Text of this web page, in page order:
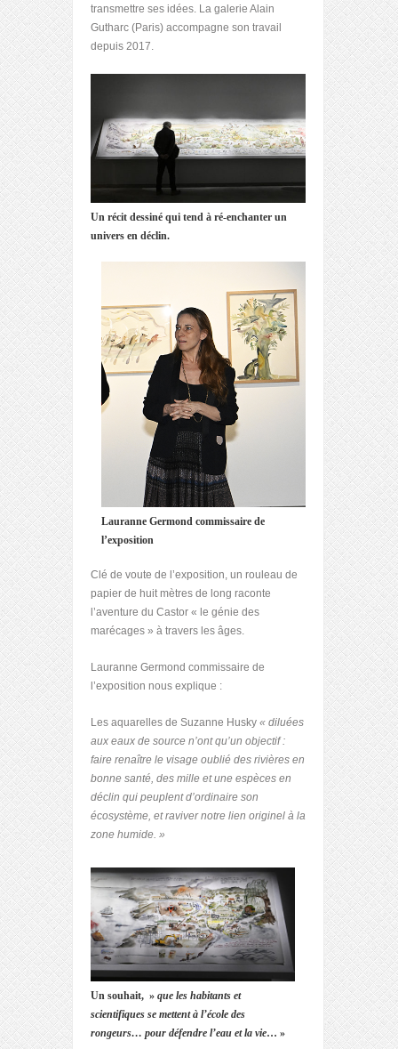
transmettre ses idées. La galerie Alain
Gutharc (Paris) accompagne son travail
depuis 2017.
Un récit dessiné qui tend à ré-enchanter un
univers en déclin.
Lauranne Germond commissaire de
l’exposition
Clé de voute de l’exposition, un rouleau de
papier de huit mètres de long raconte
l’aventure du Castor « le génie des
marécages » à travers les âges.
Lauranne Germond commissaire de
l’exposition nous explique :
Les aquarelles de Suzanne Husky « diluées
aux eaux de source n’ont qu’un objectif :
faire renaître le visage oublié des rivières en
bonne santé, des mille et une espèces en
déclin qui peuplent d’ordinaire son
écosystème, et raviver notre lien originel à la
zone humide. »
Un souhait, » que les habitants et
scientifiques se mettent à l’école des
rongeurs… pour défendre l’eau et la vie… »